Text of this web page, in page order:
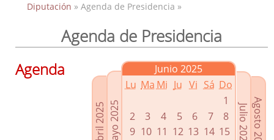
Presidencia
Grupos Políticos
Enlaces relacionados
Diputación » Agenda de Presidencia »
Agenda de Presidencia
Abril 2025Mayo 2025
Junio 2025
Lu Ma Mi Ju Vi Sá Do
1
2
3 4 5 6 7
8
9 10 11 12 13 14 15
Agosto 2025
Julio 2025
Agenda